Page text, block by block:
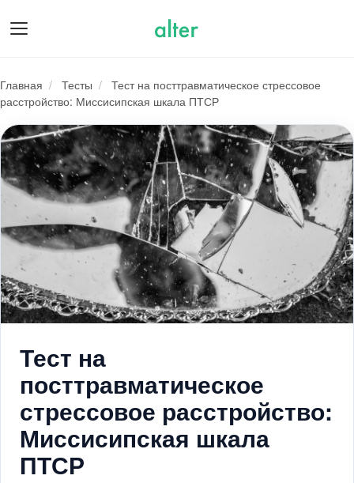
О нас
Подарочные сертификаты
Психологам
Для бизнеса
Главная / Тесты / Тест на посттравматическое стрессовое
расстройство: Миссисипская шкала ПТСР
Тест на посттравматическое
Тест на
посттравматическое
стрессовое расстройство:
Миссисипская шкала
ПТСР